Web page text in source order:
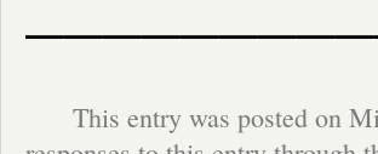
This entry was posted on